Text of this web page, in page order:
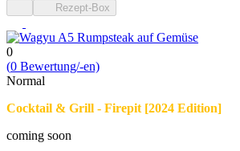
Rezept-Box
0
(0 Bewert­ung/-en)
Normal
Cocktail & Grill - Firepit [2024 Edition]
coming soon